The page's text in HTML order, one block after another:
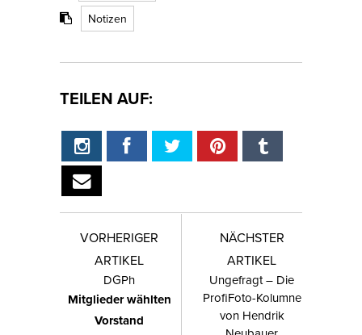
Notizen
TEILEN AUF:
VORHERIGER
ARTIKEL
DGPh
Mitglieder wählten
Vorstand
NÄCHSTER
ARTIKEL
Ungefragt – Die
ProfiFoto-Kolumne
von Hendrik